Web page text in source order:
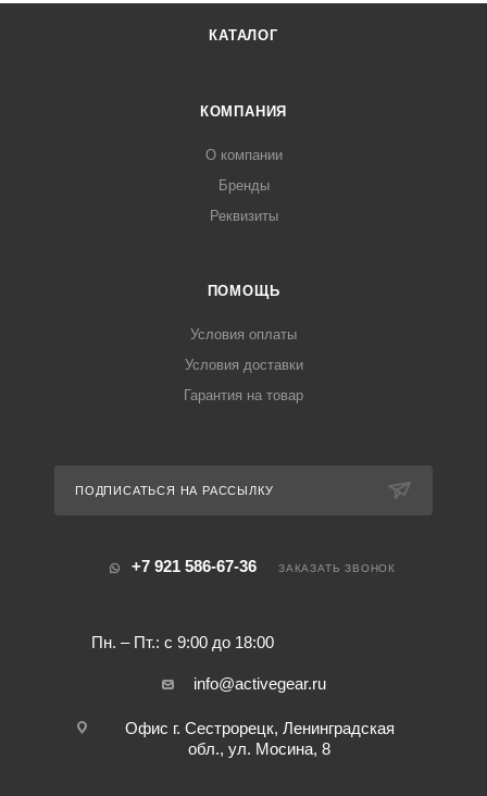
КАТАЛОГ
КОМПАНИЯ
О компании
Бренды
Реквизиты
ПОМОЩЬ
Условия оплаты
Условия доставки
Гарантия на товар
ПОДПИСАТЬСЯ НА РАССЫЛКУ
+7 921 586-67-36
Пн. – Пт.: с 9:00 до 18:00
ЗАКАЗАТЬ ЗВОНОК
info@activegear.ru
Офис г. Сестрорецк, Ленинградская
обл., ул. Мосина, 8